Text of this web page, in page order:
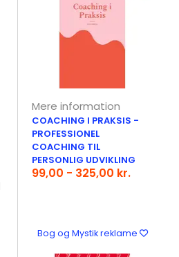
Mere information
COACHING I PRAKSIS -
PROFESSIONEL
COACHING TIL
PERSONLIG UDVIKLING
99,00 - 325,00 kr.
Bog og Mystik reklame